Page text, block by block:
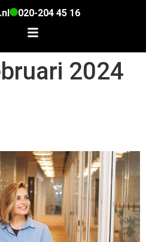
020-204 45 16
2024